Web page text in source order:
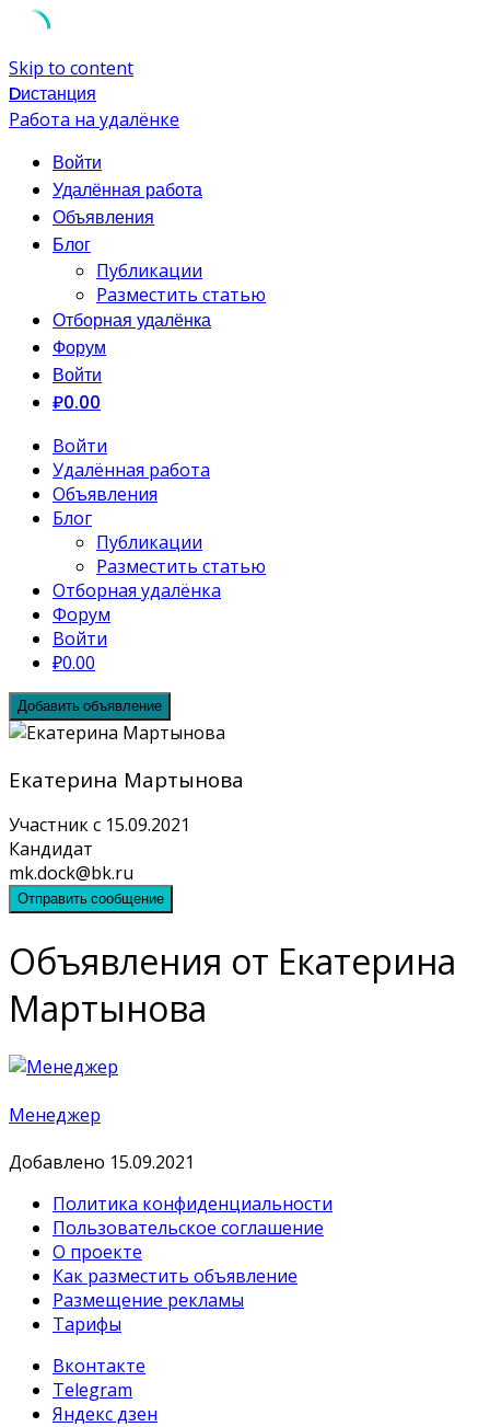
Skip to content
Dистанция
Работа на удалёнке
Войти
Удалённая работа
Объявления
Блог
Публикации
Разместить статью
Отборная удалёнка
Форум
Войти
₽0.00
Войти
Удалённая работа
Объявления
Блог
Публикации
Разместить статью
Отборная удалёнка
Форум
Войти
₽0.00
Добавить объявление
Екатерина Мартынова
Участник с 15.09.2021
Кандидат
mk.dock@bk.ru
Отправить сообщение
Объявления от Екатерина
Мартынова
Менеджер
Добавлено 15.09.2021
Политика конфиденциальности
Пользовательское соглашение
О проекте
Как разместить объявление
Размещение рекламы
Тарифы
Вконтакте
Telegram
Яндекс дзен